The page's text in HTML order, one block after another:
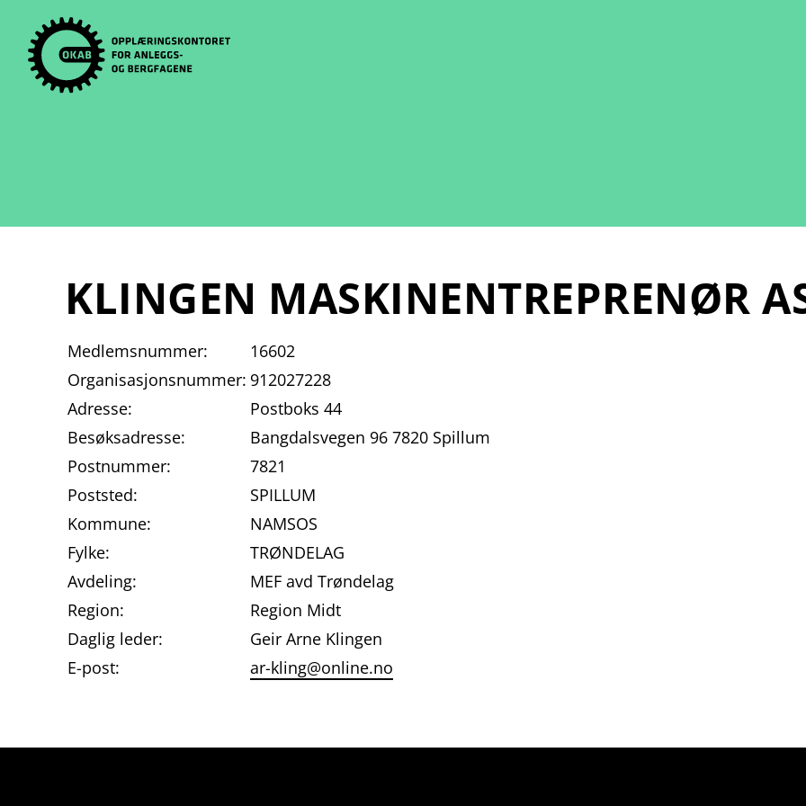
content
KLINGEN MASKINENTREPRENØR
Medlemsnummer:
16602
Organisasjonsnummer: 912027228
Adresse:
Postboks 44
Besøksadresse:
Bangdalsvegen 96 7820 Spillum
Postnummer:
7821
Poststed:
SPILLUM
Kommune:
NAMSOS
Fylke:
TRØNDELAG
Avdeling:
MEF avd Trøndelag
Region:
Region Midt
Daglig leder:
Geir Arne Klingen
E-post:
ar-kling@online.no